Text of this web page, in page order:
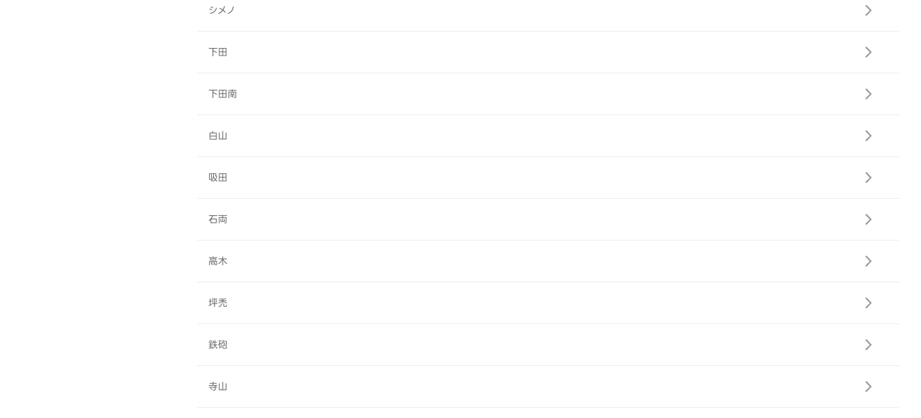
シメノ
下田
下田南
白山
吸田
石両
高木
坪禿
鉄砲
寺山